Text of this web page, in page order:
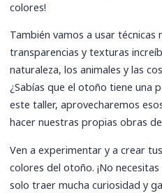
colores!
También vamos a usar
transparencias y texturas
naturaleza, los animales y las
¿Sabías que el otoño tiene una
este taller, aprovecharemos
hacer nuestras propias obras
Ven a experimentar y a crear
colores del otoño. ¡No
solo traer mucha curiosidad y